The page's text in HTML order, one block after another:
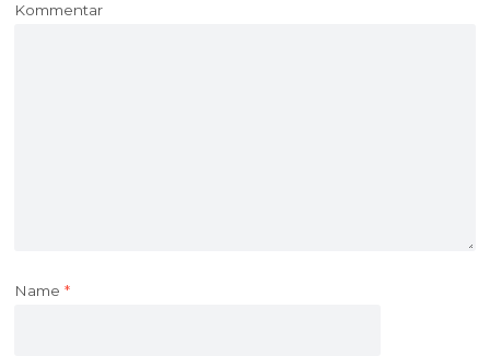
Kommentar
Name*